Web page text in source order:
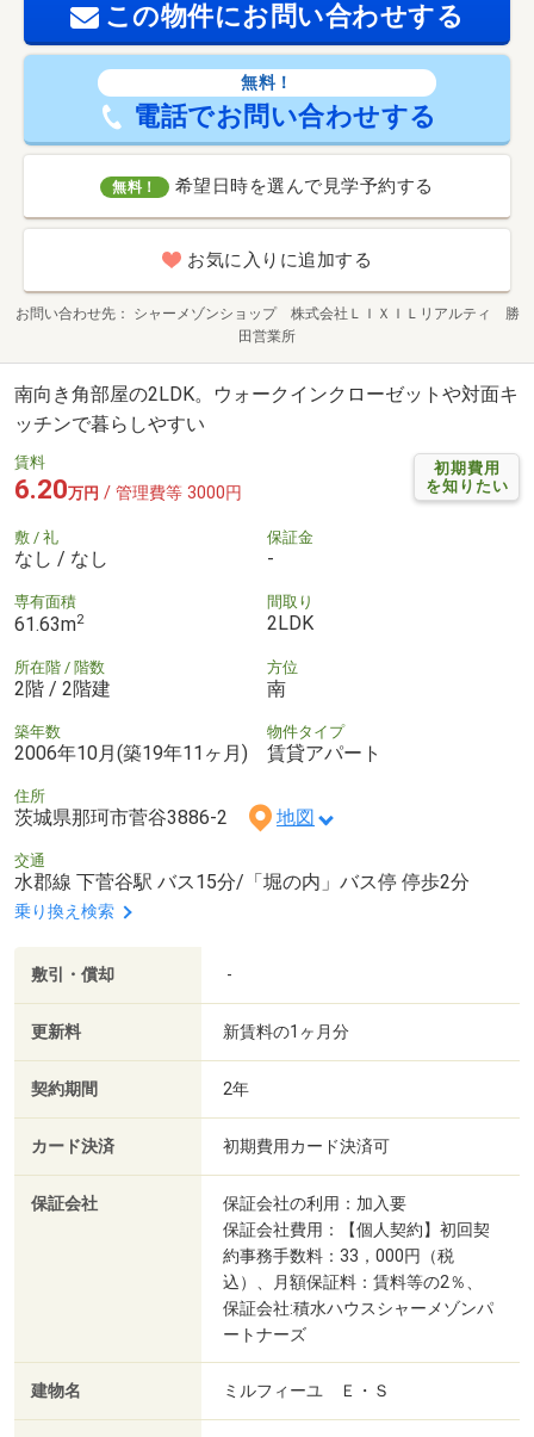
この物件にお問い合わせする
無料！
電話でお問い合わせする
無料！ 希望日時を選んで見学予約する
お気に入りに追加する
お問い合わせ先
シャーメゾンショップ 株式会社ＬＩＸＩＬリアルティ 勝
田営業所
南向き角部屋の2LDK。ウォークインクローゼットや対面キ
ッチンで暮らしやすい
初期費用
を知りたい
賃料
6.20万円 / 管理費等 3000円
敷 / 礼
なし / なし
保証金
-
専有面積
61.63m2
間取り
2LDK
所在階 / 階数
2階 / 2階建
方位
南
築年数
2006年10月(築19年11ヶ月)
物件タイプ
賃貸アパート
住所
茨城県那珂市菅谷3886-2 地図
交通
水郡線 下菅谷駅 バス15分/「堀の内」バス停 停歩2分
乗り換え検索
敷引・償却 -
更新料 新賃料の1ヶ月分
契約期間 2年
カード決済 初期費用カード決済可
保証会社
保証会社の利用：加入要
保証会社費用：【個人契約】初回契
約事務手数料：33，000円（税
込）、月額保証料：賃料等の2％、
保証会社:積水ハウスシャーメゾンパ
ートナーズ
建物名 ミルフィーユ Ｅ・Ｓ